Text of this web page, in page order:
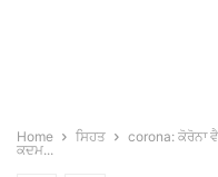
Home ਸਿਹਤ
corona: ਕੋਰੋਨਾ
ਕਦਮ...